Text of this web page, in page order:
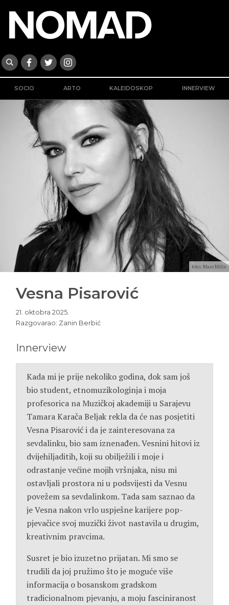
SOCIO ARTO KALEIDOSKOP INNERVIEW
foto: Mare Milin
Vesna Pisarović
21. oktobra 2025.
Razgovarao: Zanin Berbić
Innerview
Kada mi je prije nekoliko godina, dok sam još
bio student, etnomuzikologinja i moja
profesorica na Muzičkoj akademiji u Sarajevu
Tamara Karača Beljak rekla da će nas posjetiti
Vesna Pisarović i da je zainteresovana za
sevdalinku, bio sam iznenađen. Vesnini hitovi iz
dvijehiljaditih, koji su obilježili i moje i
odrastanje većine mojih vršnjaka, nisu mi
ostavljali prostora ni u podsvijesti da Vesnu
povežem sa sevdalinkom. Tada sam saznao da
je Vesna nakon vrlo uspješne karijere pop-
pjevačice svoj muzički život nastavila u drugim,
kreativnim pravcima.
Susret je bio izuzetno prijatan. Mi smo se
trudili da joj pružimo što je moguće više
informacija o bosanskom gradskom
tradicionalnom pjevanju, a moju fasciniranost